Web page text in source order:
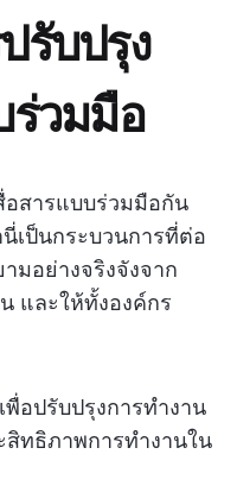
รับปรุง
ร่วมมือ
อสารแบบร่วมมือกัน
เป็นกระบวนการที่ต่อ
มอย่างจริงจังจาก
และให้ทั้งองค์กร
อปรับปรุงการทำงาน
สิทธิภาพการทำงานใน